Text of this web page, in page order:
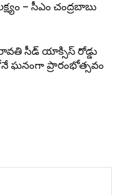
– సీఎం చంద్రబాబు
సీడ్ యాక్సిస్ రోడ్డు
ఘనంగా ప్రారంభోత్సవం